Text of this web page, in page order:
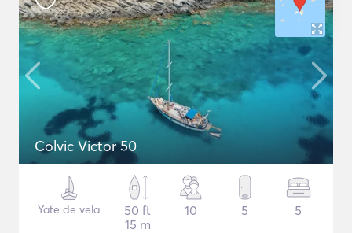
Colvic Victor 50
Yate de vela
50 ft
15 m
10 5 5